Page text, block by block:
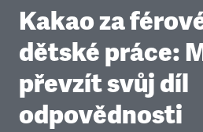
Kakao za
dětské práce:
převzít svůj díl
odpovědnosti